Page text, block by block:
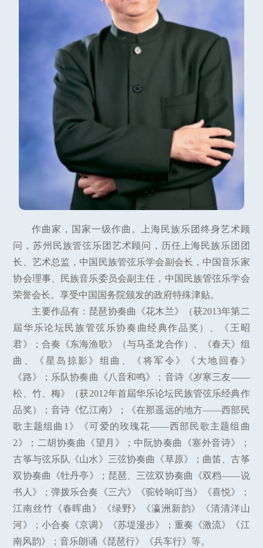
作曲家，国家一级作曲。上海民族乐团终身艺术顾
问，苏州民族管弦乐团艺术顾问，历任上海民族乐团团
长、艺术总监，中国民族管弦乐学会副会长，中国音乐家
协会理事、民族音乐委员会副主任，中国民族管弦乐学会
荣誉会长。享受中国国务院颁发的政府特殊津贴。
主要作品有：琵琶协奏曲《花木兰》（获2013年第二
屆华乐论坛民族管弦乐协奏曲经典作品奖）、《王昭
君》；合奏《东海渔歌》（与马圣龙合作）、《春天》组
曲、《星岛掠影》组曲、《将军令》《大地回春》
《路》；乐队协奏曲《八音和鸣》；音诗《岁寒三友——
松、竹、梅》（获2012年首屆华乐论坛民族管弦乐经典作
品奖）；音诗《忆江南》；《在那遥远的地方——西部民
歌主题组曲1》《可爱的玫瑰花——西部民歌主题组曲
2》；二胡协奏曲《望月》；中阮协奏曲《塞外音诗》；
古筝与弦乐队《山水》三弦协奏曲《草原》；曲笛、古筝
双协奏曲《牡丹亭》；琵琶、三弦双协奏曲《双档——说
书人》；弹拨乐合奏《三六》《驼铃响叮当》《喜悦》；
江南丝竹《春晖曲》《绿野》《瀛洲新韵》《清清洋山
河》；小合奏《京调》《苏堤漫步》；重奏《激流》《江
南风韵》；音乐朗诵《琵琶行》《兵车行》等。